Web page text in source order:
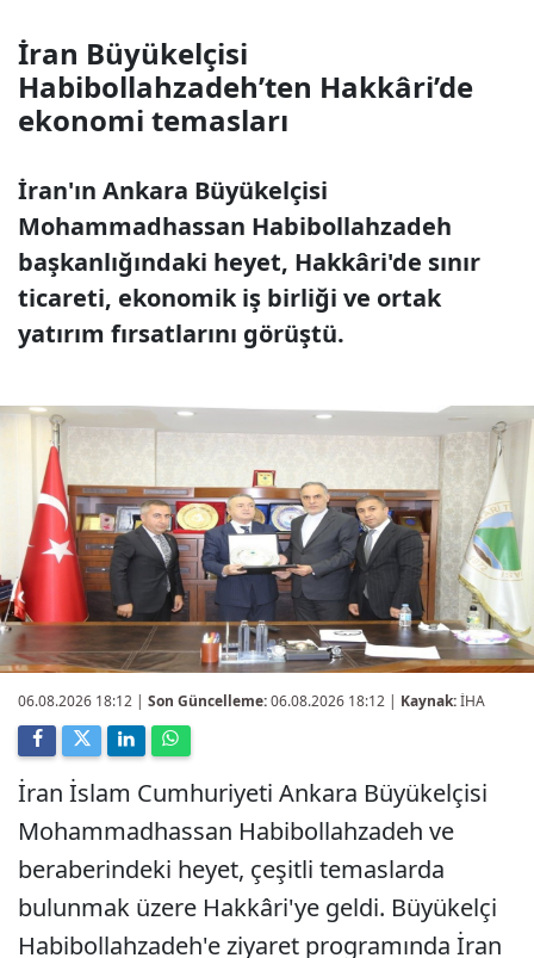
İran Büyükelçisi
Habibollahzadeh’ten Hakkâri’de
ekonomi temasları
İran'ın Ankara Büyükelçisi
Mohammadhassan Habibollahzadeh
başkanlığındaki heyet, Hakkâri'de sınır
ticareti, ekonomik iş birliği ve ortak
yatırım fırsatlarını görüştü.
06.08.2026 18:12 | Son Güncelleme:06.08.2026 18:12 | Kaynak:İHA
İran İslam Cumhuriyeti Ankara Büyükelçisi
Mohammadhassan Habibollahzadeh ve
beraberindeki heyet, çeşitli temaslarda
bulunmak üzere Hakkâri'ye geldi. Büyükelçi
Habibollahzadeh'e ziyaret programında İran